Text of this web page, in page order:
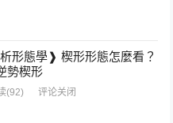
形態學❱ 楔形形態怎麼看？
勢楔形
(92) 评论关闭